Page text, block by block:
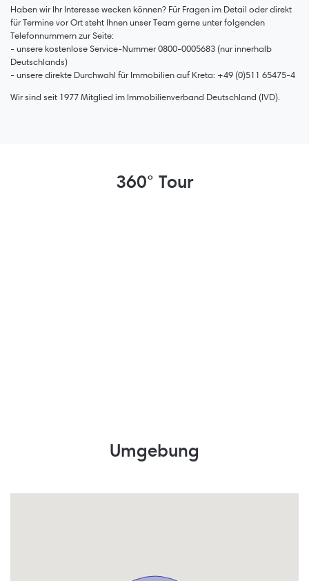
Haben wir Ihr Interesse wecken können? Für Fragen im Detail oder direkt
für Termine vor Ort steht Ihnen unser Team gerne unter folgenden
Telefonnummern zur Seite:
- unsere kostenlose Service-Nummer 0800-0005683 (nur innerhalb
Deutschlands)
- unsere direkte Durchwahl für Immobilien auf Kreta: +49 (0)511 65475-4
Wir sind seit 1977 Mitglied im Immobilienverband Deutschland (IVD).
360° Tour
Umgebung